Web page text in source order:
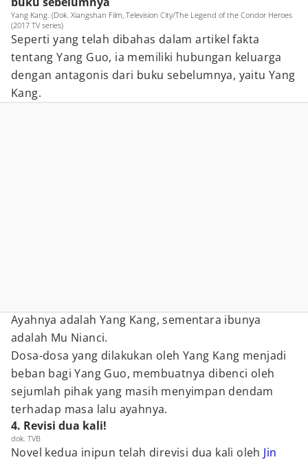
Yang Kang. (Dok. Xiangshan Film, Television City/The Legend of the Condor Heroes
(2017 TV series)
Seperti yang telah dibahas dalam artikel fakta
tentang Yang Guo, ia memiliki hubungan keluarga
dengan antagonis dari buku sebelumnya, yaitu Yang
Kang.
Ayahnya adalah Yang Kang, sementara ibunya
adalah Mu Nianci.
Dosa-dosa yang dilakukan oleh Yang Kang menjadi
beban bagi Yang Guo, membuatnya dibenci oleh
sejumlah pihak yang masih menyimpan dendam
terhadap masa lalu ayahnya.
4. Revisi dua kali!
dok. TVB
Novel kedua inipun telah direvisi dua kali oleh Jin